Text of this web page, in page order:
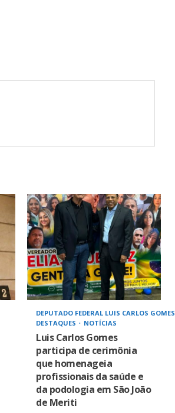
DEPUTADO FEDERAL LUIS CARLOS GOMES
DESTAQUES
NOTÍCIAS
Luis Carlos Gomes
participa de cerimônia
que homenageia
profissionais da saúde e
da podologia em São João
de Meriti